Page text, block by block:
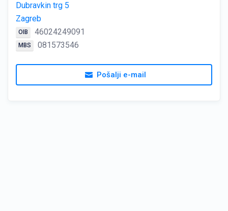
Dubravkin trg 5
Zagreb
OIB 46024249091
MBS 081573546
Pošalji e-mail